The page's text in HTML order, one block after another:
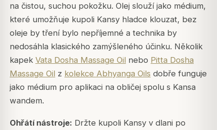
na čistou, suchou pokožku. Olej slouží jako médium,
které umožňuje kupoli Kansy hladce klouzat, bez
oleje by tření bylo nepříjemné a technika by
nedosáhla klasického zamýšleného účinku. Několik
kapek Vata Dosha Massage Oil nebo Pitta Dosha
Massage Oil z kolekce Abhyanga Oils dobře funguje
jako médium pro aplikaci na obličej spolu s Kansa
wandem.
Ohřátí nástroje: Držte kupoli Kansy v dlani po